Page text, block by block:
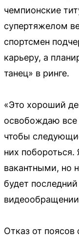
чемпионские
супертяжелом
спортсмен
карьеру, а
танец» в ринге.
«Это хороший
освобождаю
чтобы
них
вакантными, но
будет
Отказ от поясов